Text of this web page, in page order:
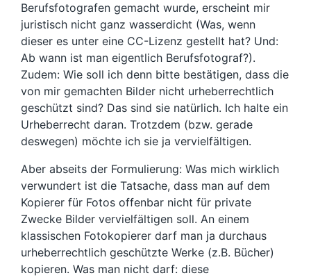
Berufsfotografen gemacht wurde, erscheint mir
juristisch nicht ganz wasserdicht (Was, wenn
dieser es unter eine CC-Lizenz gestellt hat? Und:
Ab wann ist man eigentlich Berufsfotograf?).
Zudem: Wie soll ich denn bitte bestätigen, dass die
von mir gemachten Bilder nicht urheberrechtlich
geschützt sind? Das sind sie natürlich. Ich halte ein
Urheberrecht daran. Trotzdem (bzw. gerade
deswegen) möchte ich sie ja vervielfältigen.
Aber abseits der Formulierung: Was mich wirklich
verwundert ist die Tatsache, dass man auf dem
Kopierer für Fotos offenbar nicht für private
Zwecke Bilder vervielfältigen soll. An einem
klassischen Fotokopierer darf man ja durchaus
urheberrechtlich geschützte Werke (z.B. Bücher)
kopieren. Was man nicht darf: diese